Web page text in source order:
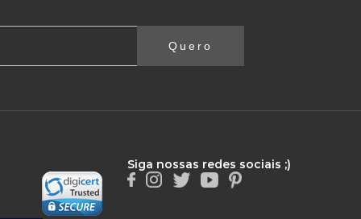
Quero
Siga nossas redes sociais ;)